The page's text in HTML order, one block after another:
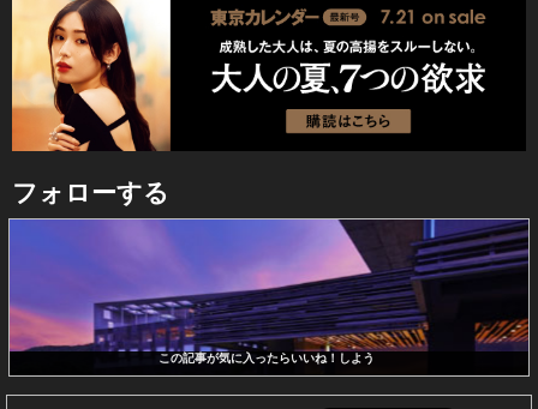
フォローする
この記事が気に入ったらいいね！しよう